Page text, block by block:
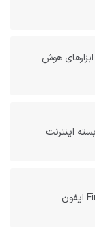
هوش
اینترنت